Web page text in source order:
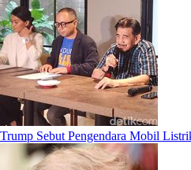
Trump Sebut Pengendara Mobil